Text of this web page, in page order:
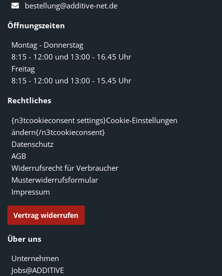
bestellung@additive-net.de
Öffnungszeiten
Montag - Donnerstag
8:15 - 12:00 und 13:00 - 16.45 Uhr
Freitag
8:15 - 12:00 und 13:00 - 15.45 Uhr
Rechtliches
{n3tcookieconsent settings}Cookie-Einstellungen
ändern{/n3tcookieconsent}
Datenschutz
AGB
Widerrufsrecht für Verbraucher
Musterwiderrufsformular
Impressum
Vertrag widerrufen
Über uns
Unternehmen
Jobs@ADDITIVE